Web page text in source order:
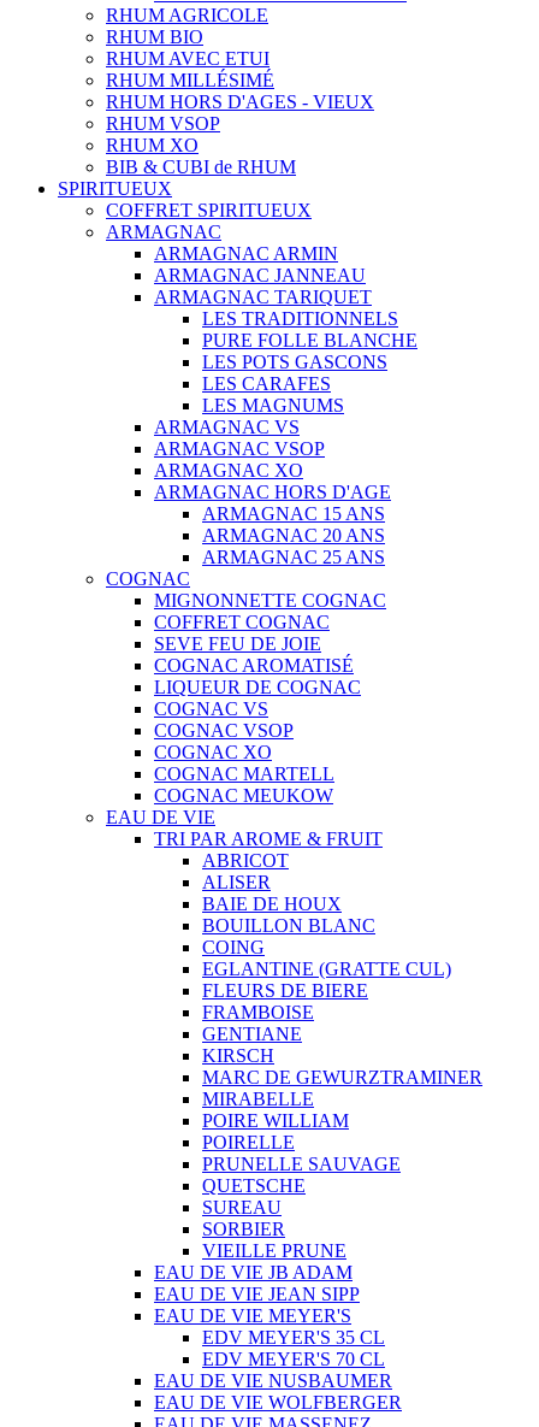
RHUM AGRICOLE
RHUM BIO
RHUM AVEC ETUI
RHUM MILLÉSIMÉ
RHUM HORS D'AGES - VIEUX
RHUM VSOP
RHUM XO
BIB & CUBI de RHUM
SPIRITUEUX
COFFRET SPIRITUEUX
ARMAGNAC
ARMAGNAC ARMIN
ARMAGNAC JANNEAU
ARMAGNAC TARIQUET
LES TRADITIONNELS
PURE FOLLE BLANCHE
LES POTS GASCONS
LES CARAFES
LES MAGNUMS
ARMAGNAC VS
ARMAGNAC VSOP
ARMAGNAC XO
ARMAGNAC HORS D'AGE
ARMAGNAC 15 ANS
ARMAGNAC 20 ANS
ARMAGNAC 25 ANS
COGNAC
MIGNONNETTE COGNAC
COFFRET COGNAC
SEVE FEU DE JOIE
COGNAC AROMATISÉ
LIQUEUR DE COGNAC
COGNAC VS
COGNAC VSOP
COGNAC XO
COGNAC MARTELL
COGNAC MEUKOW
EAU DE VIE
TRI PAR AROME & FRUIT
ABRICOT
ALISER
BAIE DE HOUX
BOUILLON BLANC
COING
EGLANTINE (GRATTE CUL)
FLEURS DE BIERE
FRAMBOISE
GENTIANE
KIRSCH
MARC DE GEWURZTRAMINER
MIRABELLE
POIRE WILLIAM
POIRELLE
PRUNELLE SAUVAGE
QUETSCHE
SUREAU
SORBIER
VIEILLE PRUNE
EAU DE VIE JB ADAM
EAU DE VIE JEAN SIPP
EAU DE VIE MEYER'S
EDV MEYER'S 35 CL
EDV MEYER'S 70 CL
EAU DE VIE NUSBAUMER
EAU DE VIE WOLFBERGER